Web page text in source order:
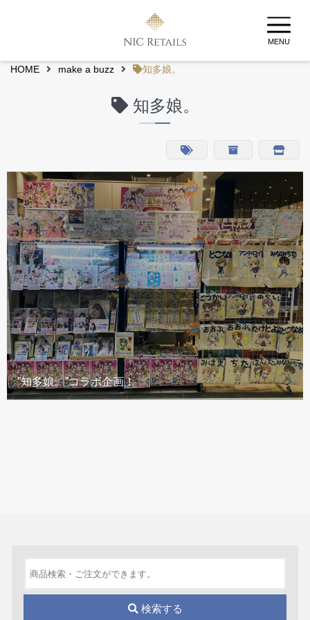
MENU
HOME make a buzz 知多娘。
知多娘。
”知多娘。”コラボ企画！
検索する